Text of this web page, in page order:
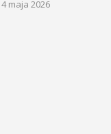
4 maja 2026